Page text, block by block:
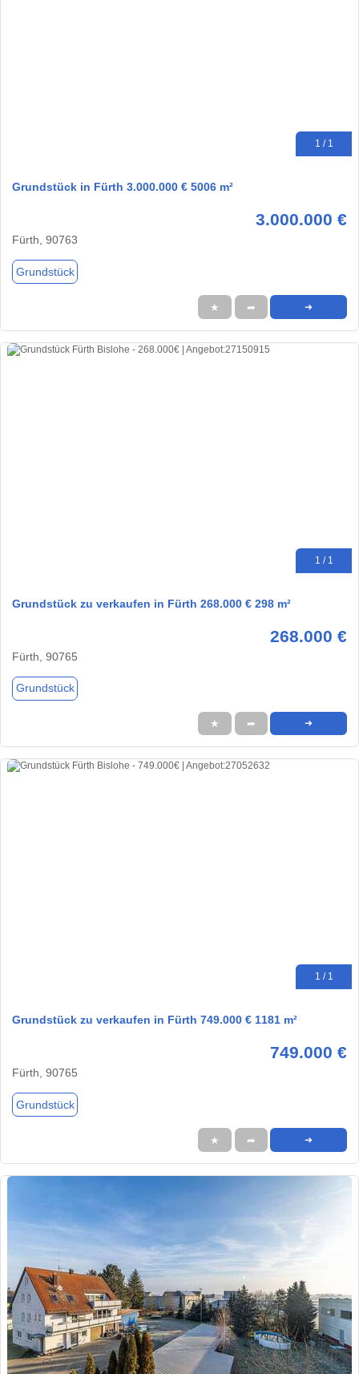
1 / 1
Grundstück in Fürth 3.000.000 € 5006 m²
3.000.000 €
Fürth, 90763
Grundstück
★ ➦ ➜
1 / 1
Grundstück zu verkaufen in Fürth 268.000 € 298 m²
268.000 €
Fürth, 90765
Grundstück
★ ➦ ➜
1 / 1
Grundstück zu verkaufen in Fürth 749.000 € 1181 m²
749.000 €
Fürth, 90765
Grundstück
★ ➦ ➜